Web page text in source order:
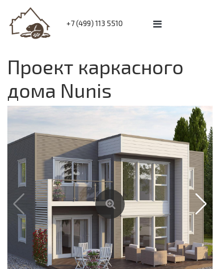
+7 (499) 113 5510
Проект каркасного
дома Nunis